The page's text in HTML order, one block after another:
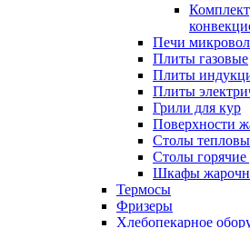
Печи
Плиты газовые
Плиты
Плиты
Грили для кур
Поверхности
Столы
Столы
Шкафы
Термосы
Фризеры
Хлебопекарное